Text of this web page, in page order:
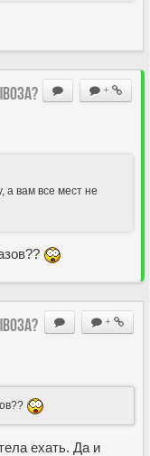
+
а вам все мест не
+
ехать. Да и